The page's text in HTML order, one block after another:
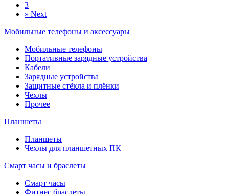
3
» Next
Мобильные телефоны и аксессуары
Мобильные телефоны
Портативные зарядные устройства
Кабели
Зарядные устройства
Защитные стёкла и плёнки
Чехлы
Прочее
Планшеты
Планшеты
Чехлы для планшетных ПК
Смарт часы и браслеты
Смарт часы
Фитнес браслеты